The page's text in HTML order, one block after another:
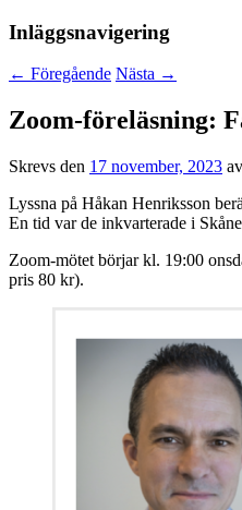
Inläggsnavigering
← Föregående Nästa →
Zoom-föreläsning:
Skrevs den 17 november, 2023 av
Lyssna på Håkan Henriksson
En tid var de inkvarterade i
Zoom-mötet börjar kl. 19:00
pris 80 kr).